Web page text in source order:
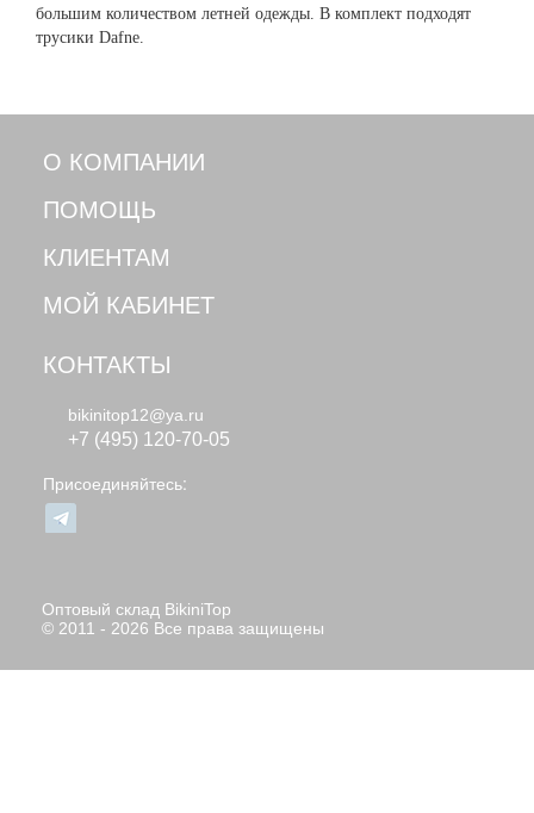
большим количеством летней одежды. В комплект подходят
трусики Dafne.
О КОМПАНИИ
ПОМОЩЬ
КЛИЕНТАМ
МОЙ КАБИНЕТ
КОНТАКТЫ
bikinitop12@ya.ru
+7 (495) 120-70-05
Присоединяйтесь:
Оптовый склад BikiniTop
© 2011 - 2026 Все права защищены